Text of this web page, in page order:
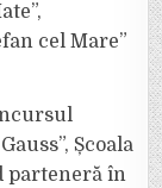
cel Mare”
Școala
parteneră în